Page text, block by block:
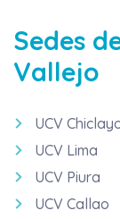
Sedes
Vallejo
UCV
UCV Lima
UCV Piura
UCV Callao